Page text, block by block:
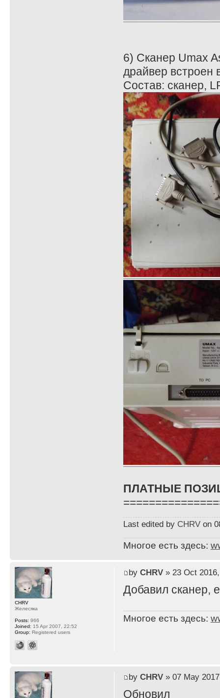
6) Сканер Umax
драйвер встроен
Состав: сканер,
ПЛАТНЫЕ
Last edited by CHRVon
Многое есть здесь:
by CHRV» 23 Oct
Добавил сканер,
Многое есть здесь:
CHRV
Желесяка
Posts: 966
Joined: 15 Apr 2007, 22:52
Group: Registered users
by CHRV» 07 May
Обновил